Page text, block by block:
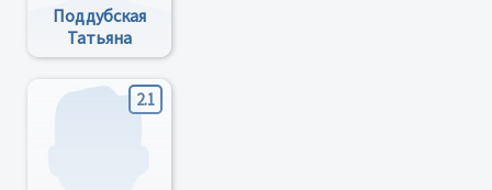
Поддубская
Татьяна
Александровна
2.1